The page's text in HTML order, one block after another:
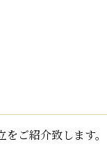
ご紹介致します。